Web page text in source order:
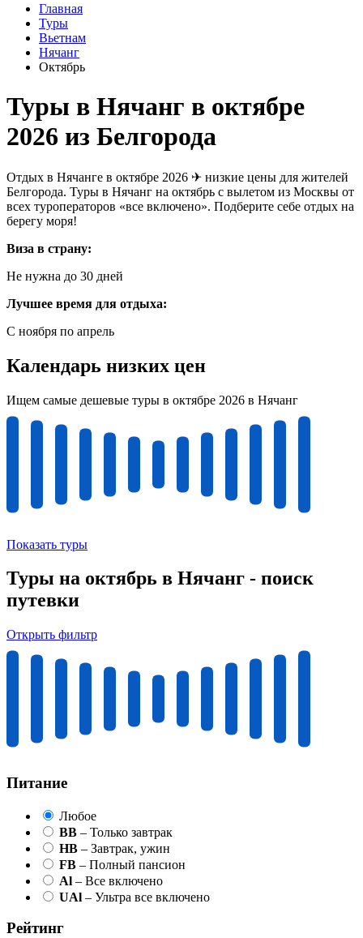
Главная
Туры
Вьетнам
Нячанг
Октябрь
Туры в Нячанг в октябре
2026 из Белгорода
Отдых в Нячанге в октябре 2026 ✈ низкие цены для жителей
Белгорода. Туры в Нячанг на октябрь с вылетом из Москвы от
всех туроператоров «все включено». Подберите себе отдых на
берегу моря!
Виза в страну:
Не нужна до 30 дней
Лучшее время для отдыха:
С ноября по апрель
Календарь низких цен
Ищем самые дешевые туры в октябре 2026 в Нячанг
Показать туры
Туры на октябрь в Нячанг - поиск
путевки
Открыть фильтр
Питание
Любое
BB – Только завтрак
HB – Завтрак, ужин
FB – Полный пансион
Al – Все включено
UAl – Ультра все включено
Рейтинг